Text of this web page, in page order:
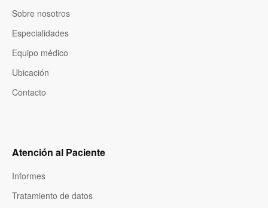
Sobre nosotros
Especialidades
Equipo médico
Ubicación
Contacto
Atención al Paciente
Informes
Tratamiento de datos